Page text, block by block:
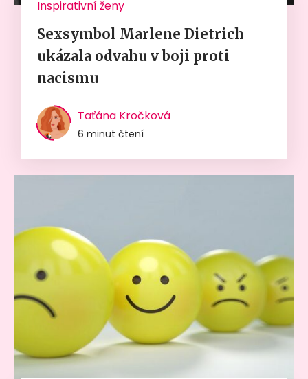
Inspirativní ženy
Sexsymbol Marlene Dietrich
ukázala odvahu v boji proti
nacismu
Taťána Kročková
6 minut čtení